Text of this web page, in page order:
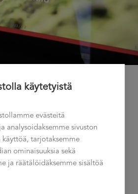
pääsee
®EMV
on alkanut Oulussa. Ryhmässä
käytetyistä
evästeitä
analysoidaksemme sivuston
käyttöä, tarjotaksemme
ominaisuuksia sekä
ja räätälöidäksemme sisältöä